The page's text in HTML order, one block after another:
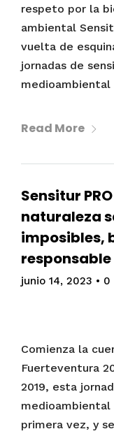
respeto por la
ambiental
vuelta de
jornadas de
Read More
Sensitur
naturaleza
imposibles,
responsable
junio 14, 2023 • 0
Comienza la
Fuerteventura
2019, esta
primera vez, y